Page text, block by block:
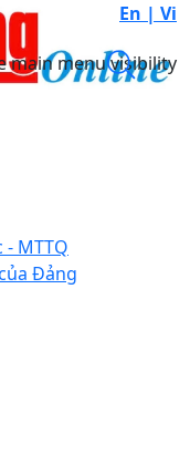
En | Vi
main menu visibility
MTTQ
Đảng